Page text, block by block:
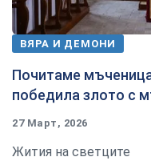
ВЯРА И ДЕМОНИ
Почитаме
победила злото с
27 Март, 2026
Жития на светците